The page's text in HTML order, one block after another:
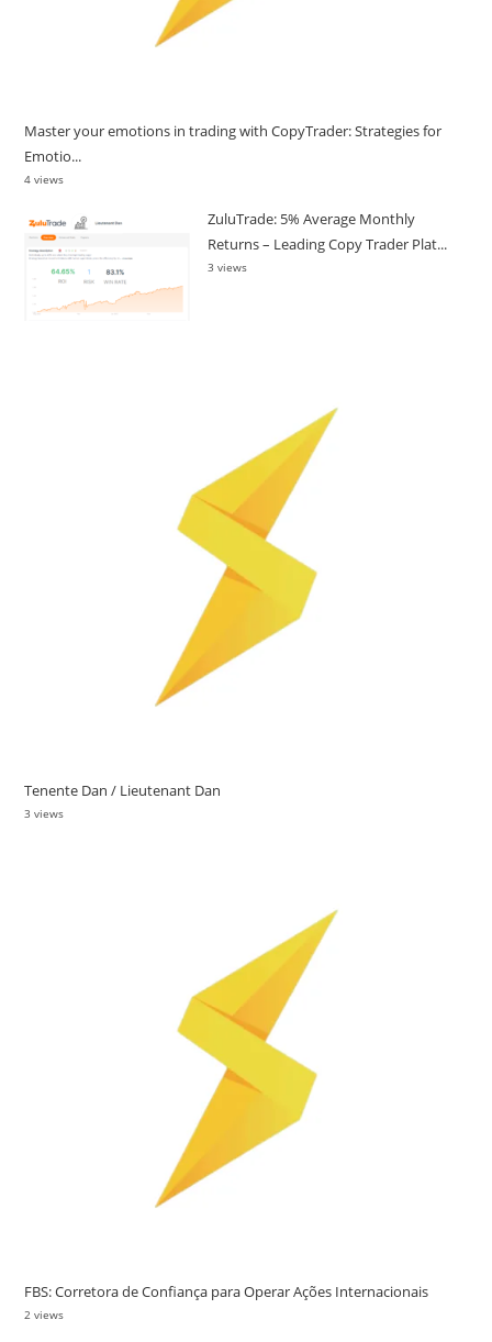
Master your emotions in trading with CopyTrader: Strategies for
Emotio...
4 views
ZuluTrade: 5% Average Monthly
Returns – Leading Copy Trader Plat...
3 views
Tenente Dan / Lieutenant Dan
3 views
FBS: Corretora de Confiança para Operar Ações Internacionais
2 views